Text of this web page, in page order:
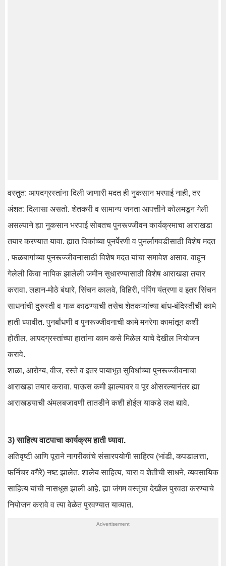
वस्तुत: आपदग्रस्तांना दिली जाणारी मदत ही नुकसान भरपाई नाही, तर
अंशत: दिलासा असतो. शेतकरी व सामान्य जनता आपत्तीने कोलमडून गेली
असल्याने ह्या नुकसान भरपाई सोबतच पुनरूज्जीवन कार्यक्रमाचा आराखडा
तयार करण्यात यावा. ह्यात पिकांच्या पुनर्पेरणी व पुनर्लागवडीसाठी विशेष मदत
, फळबागांच्या पुनरूज्जीवनासाठी विशेष मदत यांचा समावेश असाव. वाहून
गेलेली किंवा नापिक झालेली जमीन सुधारण्यासाठी विशेष आराखडा तयार
करावा. लहान-मोठे बंधारे, सिंचन कालवे, विहिरी, पंपिंग यंत्रणा व इतर सिंचन
साधनांची दुरुस्ती व गाळ काढण्याची तसेच शेतकऱ्यांच्या बांध-बंदिस्तीची कामे
हाती घ्यावीत. पुनर्बांधणी व पुनरूज्जीवनाची कामे मनरेगा कामांतून कशी
होतील, आपदग्रस्तांच्या हातांना काम कसे मिळेल याचे देखील नियोजन
करावे.
शाळा, आरोग्य, वीज, रस्ते व इतर पायाभूत सुविधांच्या पुनरूज्जीवनाचा
आराखडा तयार करावा. पाऊस कमी झाल्यावर व पूर ओसरल्यानंतर ह्या
आराखडयाची अंमलबजावणी तातडीने कशी होईल याकडे लक्ष द्यावे.
3) साहित्य वाटपाचा कार्यक्रम हाती घ्यावा.
अतिवृष्टी आणि पूराने नागरीकांचे संसारपयोगी साहित्य (भांडी, कपडालत्ता,
फर्निचर वगैरे) नष्ट झालेत. शालेय साहित्य, चारा व शेतीची साधने, व्यवसायिक
साहित्य यांची नासधूस झाली आहे. ह्या जंगम वस्तूंचा देखील पुरवठा करण्याचे
नियोजन करावे व त्या वेळेत पुरवण्यात याव्यात.